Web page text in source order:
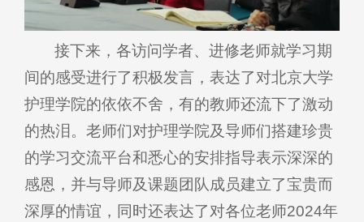
接下来，各访问学者、进修老师就学习期
间的感受进行了积极发言，表达了对北京大学
护理学院的依依不舍，有的教师还流下了激动
的热泪。老师们对护理学院及导师们搭建珍贵
的学习交流平台和悉心的安排指导表示深深的
感恩，并与导师及课题团队成员建立了宝贵而
深厚的情谊，同时还表达了对各位老师2024年